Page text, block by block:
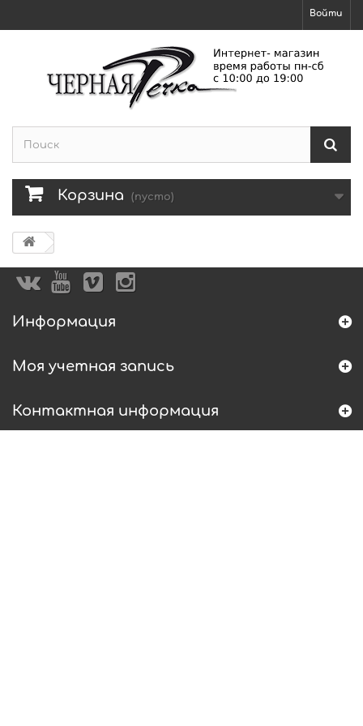
Войти
Корзина (пусто)
Информация
Моя учетная запись
Контактная информация